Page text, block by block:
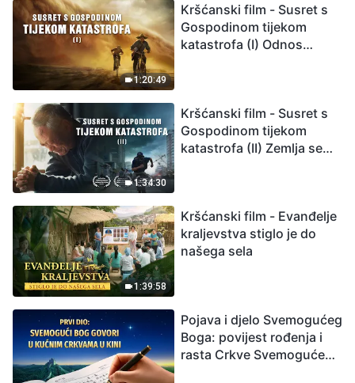
1:20:49
Kršćanski film - Susret s
Gospodinom tijekom
katastrofa (I) Odnos
1:34:30
Kršćanski film - Susret s
Gospodinom tijekom
katastrofa (II) Zemlja se
1:39:58
Kršćanski film - Evanđelje
kraljevstva stiglo je do
našega sela
Pojava i djelo Svemogućeg
Boga: povijest rođenja i
rasta Crkve Svemogućeg